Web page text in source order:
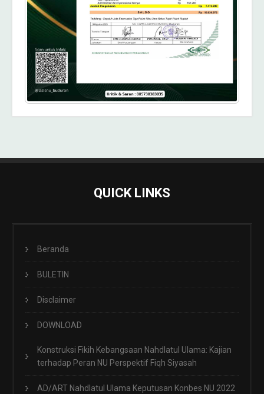
QUICK LINKS
Beranda
BULETIN
Disclaimer
DOWNLOAD
Konstruksi Fikih Kebangsaan Nahdlatul Ulama: Kajian
terhadap Peran NU Perspektif Fiqh Siyasah
AD/ART Nahdlatul Ulama Keputusan Konbes NU 2022